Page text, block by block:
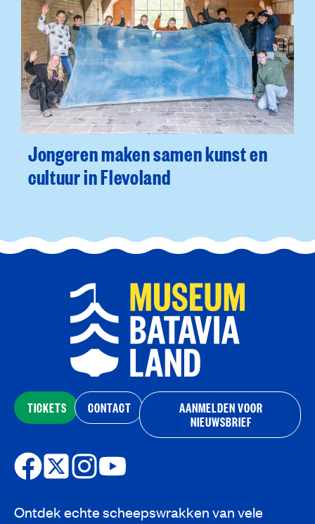
Jongeren maken samen kunst en
cultuur in Flevoland
TICKETS CONTACT
AANMELDEN VOOR
NIEUWSBRIEF
Ontdek echte scheepswrakken van vele